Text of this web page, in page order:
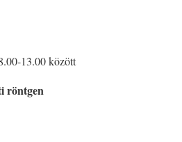
13.00 között
röntgen